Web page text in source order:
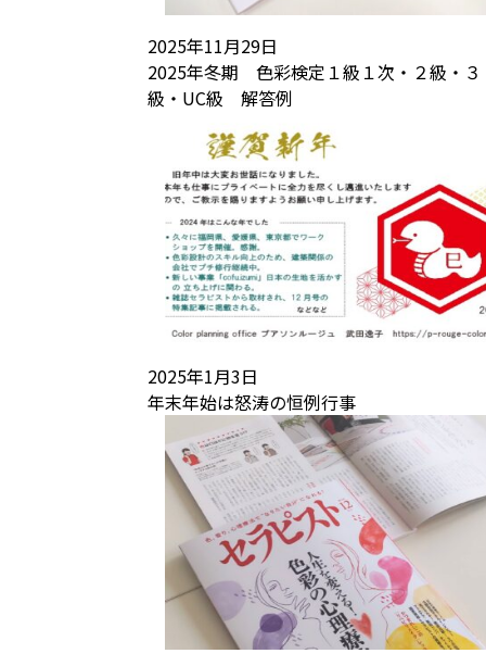
2025年11月29日
2025年冬期 色彩検定１級１次・２級・３
級・UC級 解答例
2025年1月3日
年末年始は怒涛の恒例行事